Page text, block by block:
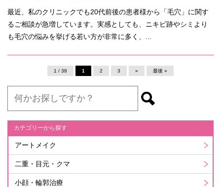
最近、私のクリニックでも20代前後の患者様から「毛穴」に関す
るご相談が急増しています。実感としても、ニキビ跡やシミより
も毛穴の悩みを挙げる若い方が非常に多く、...
1 / 38 1 2 3 » 最後 »
カテゴリーから探す
アートメイク
二重・目元・クマ
小顔・輪郭治療